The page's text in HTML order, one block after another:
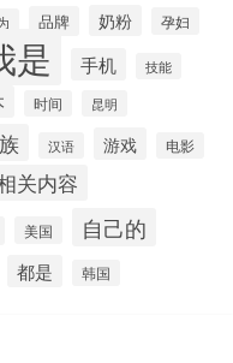
品牌 奶粉 孕妇
是 手机 技能
时间 昆明
汉语 游戏 电影
关内容
美国 自己的
都是 韩国